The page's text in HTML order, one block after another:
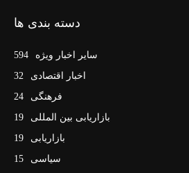
دسته بندی ها
سایر اخبار ویژه
594
اخبار اقتصادی
32
فرهنگی
24
بازاریابی بین المللی
19
بازاریابی
19
سیاسی
15